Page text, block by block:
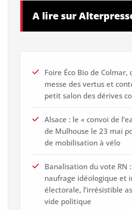
A lire sur
Foire Éco Bio de Colmar,
messe des vertus et
petit salon des dérives
Alsace : le « convoi de
de Mulhouse le 23 mai
de mobilisation à vélo
Banalisation du vote RN
naufrage idéologique et
électorale, l’irrésistible
vide politique